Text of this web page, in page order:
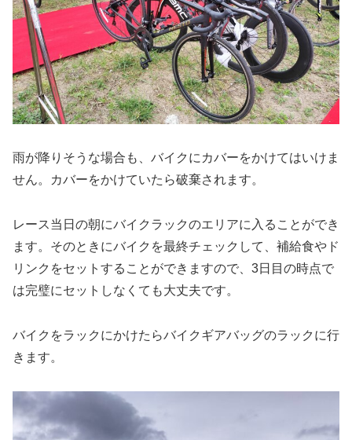
雨が降りそうな場合も、バイクにカバーをかけてはいけま
せん。カバーをかけていたら破棄されます。
レース当日の朝にバイクラックのエリアに入ることができ
ます。そのときにバイクを最終チェックして、補給食やド
リンクをセットすることができますので、3日目の時点で
は完璧にセットしなくても大丈夫です。
バイクをラックにかけたらバイクギアバッグのラックに行
きます。